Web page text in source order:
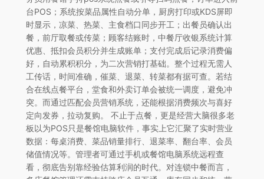
台POS；系统按菜品属性自动分单，厨房打印或KDS屏即
时显示，凉菜、热菜、主食档口同步开工；出餐员确认出
餐，前厅取餐或传菜；顾客结账时，中餐厅收银系统计算
优惠、抵扣会员积分并生成账单；支付完成后记录消费偏
好，自动累积积分，为二次营销打基础。整个过程无需人
工传话，时间准确，催菜、退菜、转菜都有据可查。若结
合在线点餐平台，堂食和外卖订单会被统一调度，避免冲
突。而通过匹配会员营销系统，还能根据消费频次与喜好
定向发券，拉动复购。 不止于点餐，更是经营大脑很多老
板以为POS只是餐馆电脑软件，事实上它汇聚了实时营业
数据：每桌消费、菜品销量排行、退菜率、翻台率、会员
储值情况等。管理者可通过手机或餐馆电脑系统远程查
看，彻底告别靠经验估算利润的时代。对连锁中餐而言，